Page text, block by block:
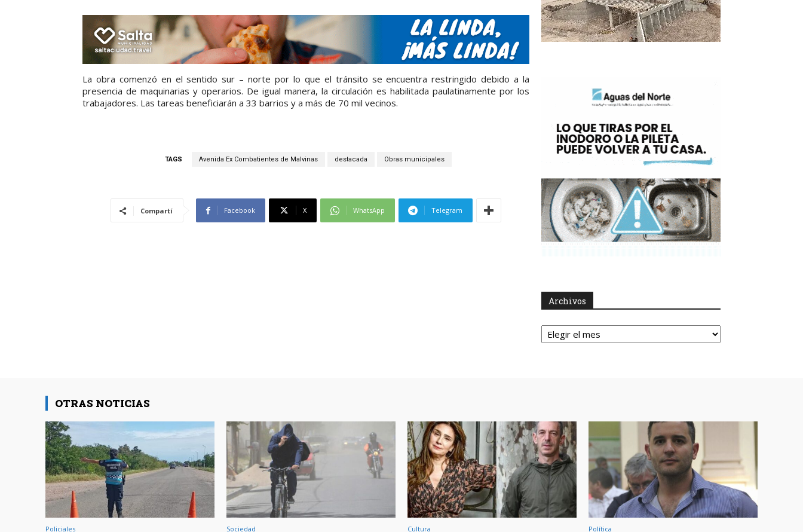
La obra comenzó en el sentido sur – norte por lo que el tránsito se encuentra restringido debido a la
presencia de maquinarias y operarios. De igual manera, la circulación es habilitada paulatinamente por los
trabajadores. Las tareas beneficiarán a 33 barrios y a más de 70 mil vecinos.
TAGS Avenida Ex Combatientes de Malvinas destacada Obras municipales
Compartí Facebook X WhatsApp Telegram
Archivos
Archivos
OTRAS NOTICIAS
Policiales Sociedad Cultura Política